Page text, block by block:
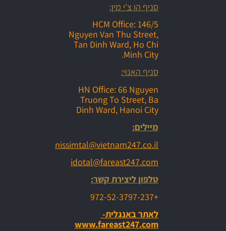
סניף הו צ'י מין:
HCM Office: 146/5
Nguyen Van Thu Street,
Tan Dinh Ward, Ho Chi
Minh City.
סניף האנוי:
HN Office: 66 Nguyen
Truong To Street, Ba
Dinh Ward, Hanoi City
מיילים:
nissimtal@vietnam247.co.il
idotal@fareast247.com
טלפון ליצירת קשר:
+972-52-3797-237
לאתר באנגלית-
www.fareast247.com